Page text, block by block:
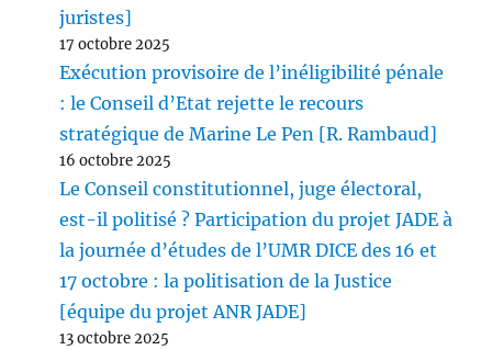
juristes]
17 octobre 2025
Exécution provisoire de l’inéligibilité pénale
: le Conseil d’Etat rejette le recours
stratégique de Marine Le Pen [R. Rambaud]
16 octobre 2025
Le Conseil constitutionnel, juge électoral,
est-il politisé ? Participation du projet JADE à
la journée d’études de l’UMR DICE des 16 et
17 octobre : la politisation de la Justice
[équipe du projet ANR JADE]
13 octobre 2025